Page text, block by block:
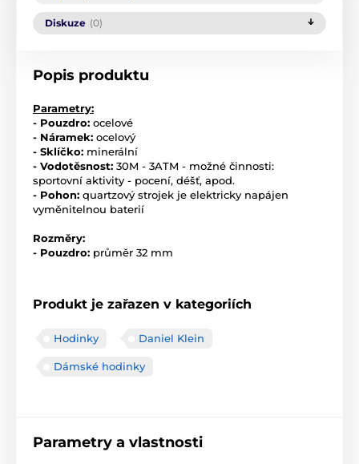
Diskuze (0)
Popis produktu
Parametry:
- Pouzdro: ocelové
- Náramek: ocelový
- Sklíčko: minerální
- Vodotěsnost: 30M - 3ATM - možné činnosti:
sportovní aktivity - pocení, déšť, apod.
- Pohon: quartzový strojek je elektricky napájen
vyměnitelnou baterií
Rozměry:
- Pouzdro: průměr 32 mm
Produkt je zařazen v kategoriích
Hodinky Daniel Klein
Dámské hodinky
Parametry a vlastnosti